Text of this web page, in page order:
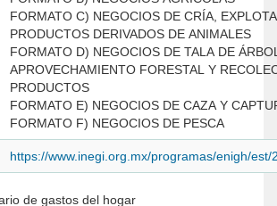
FORMATO C) NEGOCIOS DE CRÍA,
PRODUCTOS DERIVADOS DE ANIMALES
FORMATO D) NEGOCIOS DE TALA DE
APROVECHAMIENTO FORESTAL Y
PRODUCTOS
FORMATO E) NEGOCIOS DE CAZA Y
FORMATO F) NEGOCIOS DE PESCA
https://www.inegi.org.mx/programas/enigh/
de gastos del hogar